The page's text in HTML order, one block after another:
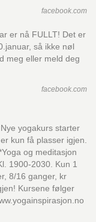
facebook.com
er nå FULLT! Det er
så ikke nøl
meg eller meld deg
facebook.com
yogakurs starter
kun få plasser igjen.
og meditasjon
1900-2030. Kun 1
8/16 ganger, kr
Kursene følger